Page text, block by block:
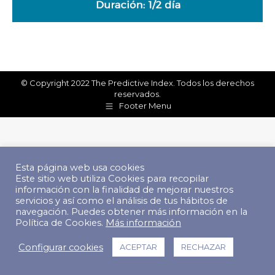
© Copyright 2022 The Predictive Index. Todos los derechos
reservados.
Footer Menu
Esta página web usa cookies
Este sitio web utiliza Cookies para recopilar
información con la finalidad de mejorar nuestros
servicios y así como el análisis de tus hábitos de
navegación. Puedes obtener más información en la
Política de Cookies. Más información
Configurar cookies ACEPTAR RECHAZAR